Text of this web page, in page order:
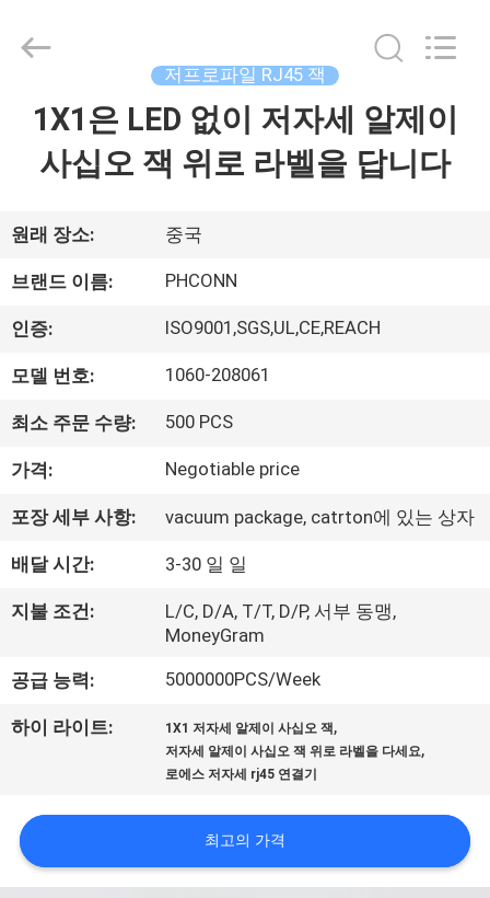
품
우
리
하
여
공
여
행
품
질
Dongguan
Penghui
저프로파일 RJ45 잭
1X1은 LED 없이 저자세 알제이
사십오 잭 위로 라벨을 답니다
원래 장소: 중국
브랜드 이름: PHCONN
인증: ISO9001,SGS,UL,CE,REACH
모델 번호: 1060-208061
최소 주문 수량: 500 PCS
가격: Negotiable price
포장 세부 사항: vacuum package, catrton에 있는 상자
배달 시간: 3-30 일 일
지불 조건:
L/C, D/A, T/T, D/P, 서부 동맹,
MoneyGram
공급 능력: 5000000PCS/Week
하이 라이트: 1X1 저자세 알제이 사십오 잭 ,
저자세 알제이 사십오 잭 위로 라벨을 다세요,
로에스 저자세 rj45 연결기
최고의 가격